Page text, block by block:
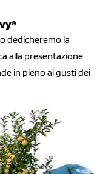
dedicheremo la
alla presentazione
in pieno ai gusti dei